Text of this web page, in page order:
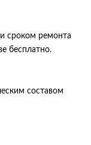
сроком ремонта
бесплатно.
составом